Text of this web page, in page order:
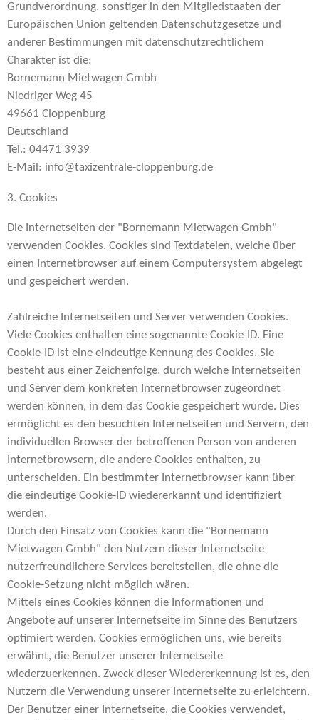
Grundverordnung, sonstiger in den Mitgliedstaaten der
Europäischen Union geltenden Datenschutzgesetze und
anderer Bestimmungen mit datenschutzrechtlichem
Charakter ist die:
Bornemann Mietwagen Gmbh
Niedriger Weg 45
49661 Cloppenburg
Deutschland
Tel.: 04471 3939
E-Mail: info@taxizentrale-cloppenburg.de
3. Cookies
Die Internetseiten der "Bornemann Mietwagen Gmbh"
verwenden Cookies. Cookies sind Textdateien, welche über
einen Internetbrowser auf einem Computersystem abgelegt
und gespeichert werden.
Zahlreiche Internetseiten und Server verwenden Cookies.
Viele Cookies enthalten eine sogenannte Cookie-ID. Eine
Cookie-ID ist eine eindeutige Kennung des Cookies. Sie
besteht aus einer Zeichenfolge, durch welche Internetseiten
und Server dem konkreten Internetbrowser zugeordnet
werden können, in dem das Cookie gespeichert wurde. Dies
ermöglicht es den besuchten Internetseiten und Servern, den
individuellen Browser der betroffenen Person von anderen
Internetbrowsern, die andere Cookies enthalten, zu
unterscheiden. Ein bestimmter Internetbrowser kann über
die eindeutige Cookie-ID wiedererkannt und identifiziert
werden.
Durch den Einsatz von Cookies kann die "Bornemann
Mietwagen Gmbh" den Nutzern dieser Internetseite
nutzerfreundlichere Services bereitstellen, die ohne die
Cookie-Setzung nicht möglich wären.
Mittels eines Cookies können die Informationen und
Angebote auf unserer Internetseite im Sinne des Benutzers
optimiert werden. Cookies ermöglichen uns, wie bereits
erwähnt, die Benutzer unserer Internetseite
wiederzuerkennen. Zweck dieser Wiedererkennung ist es, den
Nutzern die Verwendung unserer Internetseite zu erleichtern.
Der Benutzer einer Internetseite, die Cookies verwendet,